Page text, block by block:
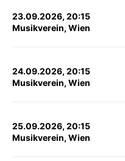
23.09.2026, 20:15
Musikverein, Wien
24.09.2026, 20:15
Musikverein, Wien
25.09.2026, 20:15
Musikverein, Wien